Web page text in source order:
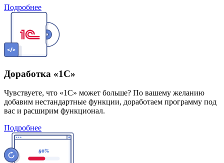
Подробнее
Доработка «1С»
Чувствуете, что «1С» может больше? По вашему желанию
добавим нестандартные функции, доработаем программу под
вас и расширим функционал.
Подробнее